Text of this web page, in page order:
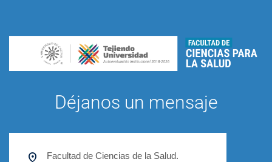
Déjanos un mensaje
Facultad de Ciencias de la Salud.